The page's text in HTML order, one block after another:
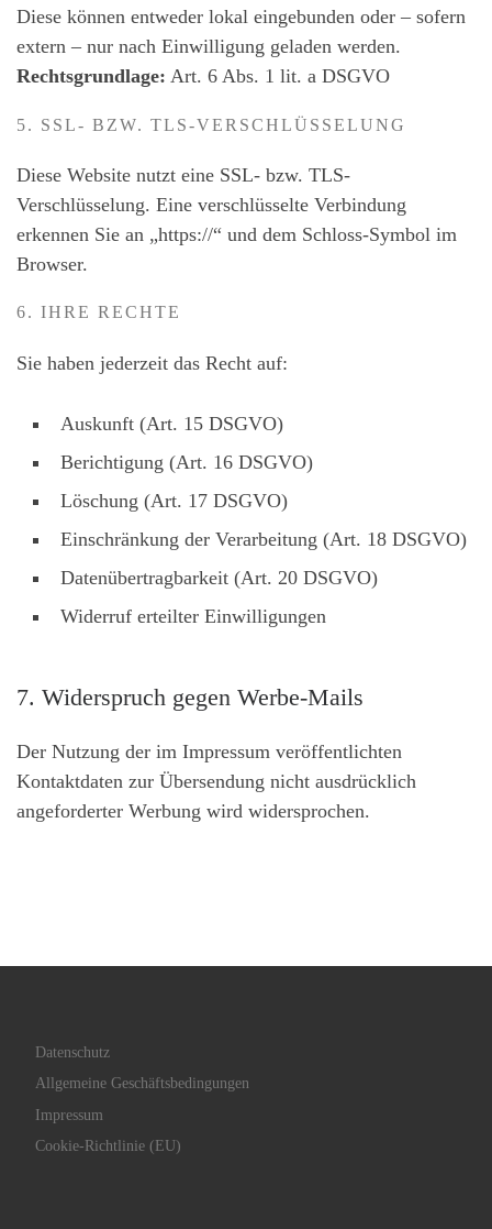
Diese können entweder lokal eingebunden oder – sofern
extern – nur nach Einwilligung geladen werden.
Rechtsgrundlage: Art. 6 Abs. 1 lit. a DSGVO
5. SSL- BZW. TLS-VERSCHLÜSSELUNG
Diese Website nutzt eine SSL- bzw. TLS-
Verschlüsselung. Eine verschlüsselte Verbindung
erkennen Sie an „https://“ und dem Schloss-Symbol im
Browser.
6. IHRE RECHTE
Sie haben jederzeit das Recht auf:
Auskunft (Art. 15 DSGVO)
Berichtigung (Art. 16 DSGVO)
Löschung (Art. 17 DSGVO)
Einschränkung der Verarbeitung (Art. 18 DSGVO)
Datenübertragbarkeit (Art. 20 DSGVO)
Widerruf erteilter Einwilligungen
7. Widerspruch gegen Werbe-Mails
Der Nutzung der im Impressum veröffentlichten
Kontaktdaten zur Übersendung nicht ausdrücklich
angeforderter Werbung wird widersprochen.
Datenschutz
Allgemeine Geschäftsbedingungen
Impressum
Cookie-Richtlinie (EU)